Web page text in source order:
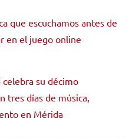
que escuchamos antes de
en el juego online
celebra su décimo
tres días de música,
en Mérida